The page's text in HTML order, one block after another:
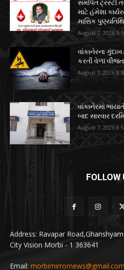
સમર્પિત ટ્રસ્ટી
માટે હંમેશા
માસિક
August 7, 2026
વાંકાનેરના
કરતી વેળા
August 7, 2026
વાંકાનેરમાં
બાદ સારવાર
August 7, 2026
FOLLOW
Address: Ravapar
City Vision Morbi - 1 363641
Email: morbimirrornews@gmail.com